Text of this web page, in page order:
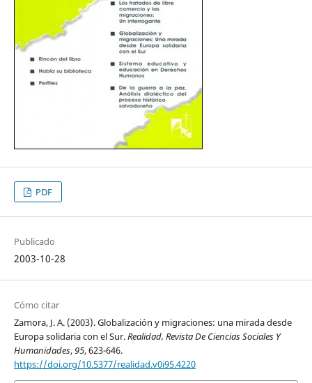
PDF
Publicado
2003-10-28
Cómo citar
Zamora, J. A. (2003). Globalización y migraciones: una mirada desde
Europa solidaria con el Sur.Realidad, Revista De Ciencias Sociales Y
Humanidades,95, 623-646.
https://doi.org/10.5377/realidad.v0i95.4220